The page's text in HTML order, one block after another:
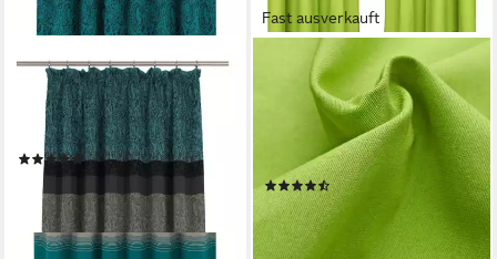
WIRTH
Vorhang Maribor (1 St),
Kräuselband, blickdicht,
Jacquard
(3)
ab 60,49 €
lieferbar - in 6-8 Werktagen bei dir
Fast ausverkauft
WECKBRODT
Vorhang Sento (1 St),
Schlaufen, blickdicht,
Baumwolle, blickdicht, matte
Struktur, unifarben, Gardine,
Store
(150)
ab 34,49 €
lieferbar - in 2-3 Werktagen bei dir
+8